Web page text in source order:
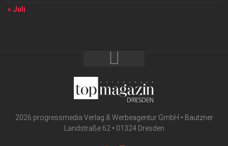
« Juli
2026 progressmedia Verlag & Werbeagentur GmbH • Bautzner
Landstraße 62 • 01324 Dresden